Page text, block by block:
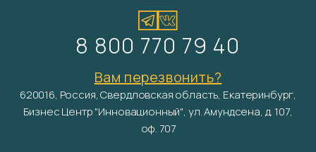
8 800 770 79 40
Вам перезвонить?
620016, Россия, Свердловская область, Екатеринбург,
Бизнес Центр "Инновационный", ул. Амундсена, д. 107,
оф. 707